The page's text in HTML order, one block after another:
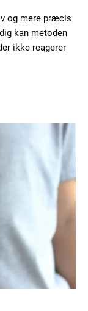
og mere præcis
kan metoden
ikke reagerer